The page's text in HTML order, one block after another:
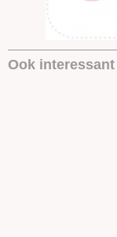
Ook interessant